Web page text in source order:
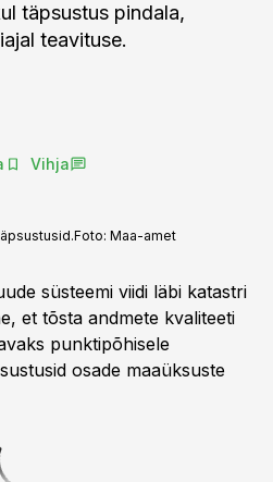
täpsustus pindala,
teavituse.
Vihja
Foto: Maa-amet
süsteemi viidi läbi katastri
et tõsta andmete kvaliteeti
punktipõhisele
osade maaüksuste